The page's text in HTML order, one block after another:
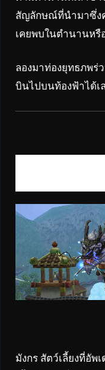
สัญลักษณ์ที่นำมาซึ่ง
เคยพบในตำนานหรื
ลองมาท่องยุทธภพร่
บินไปบนท้องฟ้าได้เ
มังกร สัตว์เลี้ยงที่อัพ